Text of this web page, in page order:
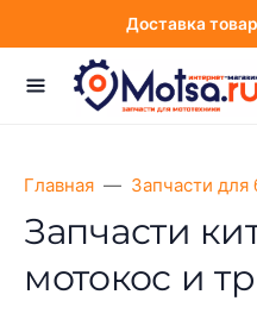
Доставка
Главная Запчасти для
Запчасти
мотокос и